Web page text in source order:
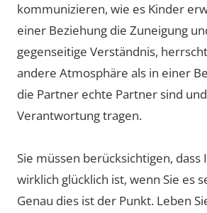
kommunizieren, wie es Kinder
einer Beziehung die Zuneigung
gegenseitige Verständnis,
andere Atmosphäre als in einer
die Partner echte Partner sind
Verantwortung tragen.
Sie müssen berücksichtigen, dass
wirklich glücklich ist, wenn Sie es
Genau dies ist der Punkt. Leben